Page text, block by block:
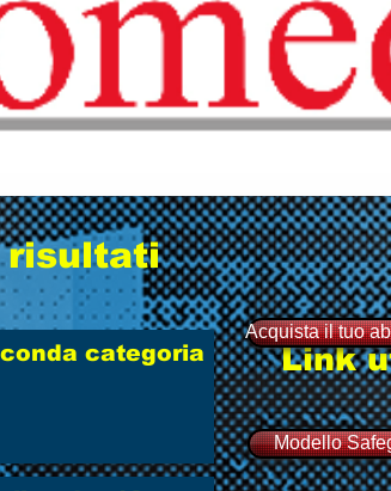
risultati
categoria Link
Acquista il tuo
Modello